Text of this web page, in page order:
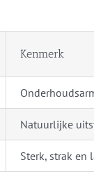
Kenmerk
Natuurlijke
Sterk, strak en